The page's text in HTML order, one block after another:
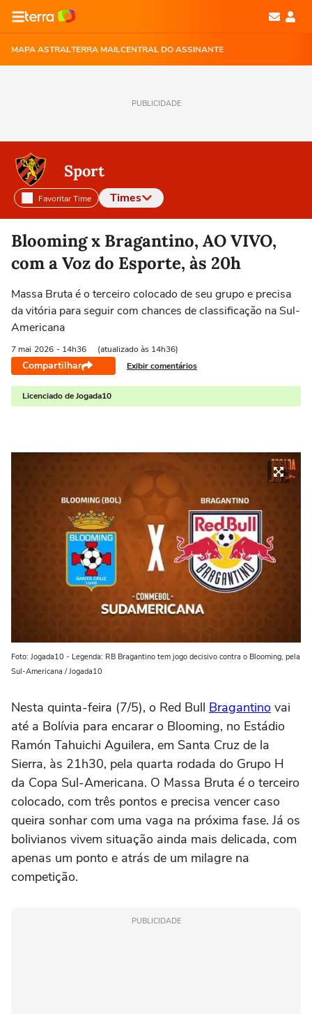
MAPA ASTRALTERRA MAILCENTRAL DO ASSINANTE
PUBLICIDADE
Sport
Favoritar Time Times
Selecione o time para ver as notícias
Blooming x Bragantino, AO VIVO,
com a Voz do Esporte, às 20h
Massa Bruta é o terceiro colocado de seu grupo e precisa
da vitória para seguir com chances de classificação na Sul-
Americana
7 mai 2026 - 14h36 (atualizado às 14h36)
Compartilhar Exibir comentários
Licenciado de Jogada10
Foto: Jogada10 - Legenda: RB Bragantino tem jogo decisivo contra o Blooming, pela
Sul-Americana / Jogada10
Nesta quinta-feira (7/5), o Red Bull Bragantino vai
até a Bolívia para encarar o Blooming, no Estádio
Ramón Tahuichi Aguilera, em Santa Cruz de la
Sierra, às 21h30, pela quarta rodada do Grupo H
da Copa Sul-Americana. O Massa Bruta é o terceiro
colocado, com três pontos e precisa vencer caso
queira sonhar com uma vaga na próxima fase. Já os
bolivianos vivem situação ainda mais delicada, com
apenas um ponto e atrás de um milagre na
competição.
PUBLICIDADE